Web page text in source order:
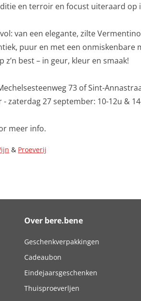
en terroir en focust uiteraard op
van een elegante, zilte
puur en met een onmiskenbare
best – in geur, kleur en smaak!
73 of Sint-
zaterdag 27 september: 10-12u &
meer info.
& Proeverij
Over bere.bene
Geschenkverpakkingen
Cadeaubon
Eindejaarsgeschenken
Thuisproeverljen